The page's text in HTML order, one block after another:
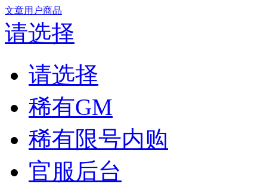
文章用户商品
请选择
请选择
稀有GM
稀有限号内购
官服后台